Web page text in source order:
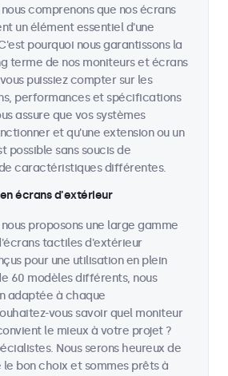
comprenons que nos écrans
un élément essentiel d'une
pourquoi nous garantissons la
terme de nos moniteurs et écrans
puissiez compter sur les
performances et spécifications
assure que vos systèmes
et qu'une extension ou un
possible sans soucis de
caractéristiques différentes.
écrans d'extérieur
proposons une large gamme
tactiles d'extérieur
pour une utilisation en plein
60 modèles différents, nous
adaptée à chaque
vous savoir quel moniteur
le mieux à votre projet ?
Nous serons heureux de
bon choix et sommes prêts à